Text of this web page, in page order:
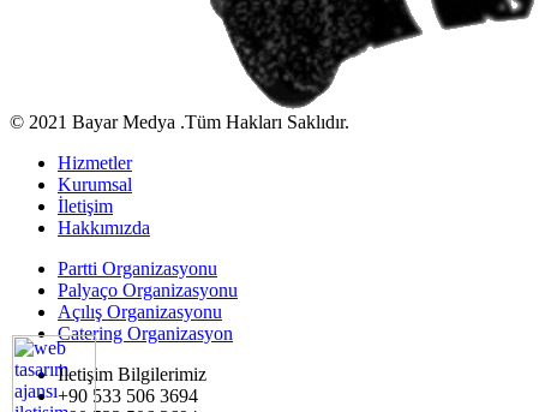
© 2021 Bayar Medya .Tüm Hakları Saklıdır.
Hizmetler
Kurumsal
İletişim
Hakkımızda
Partti Organizasyonu
Palyaço Organizasyonu
Açılış Organizasyonu
Catering Organizasyon
İletişim Bilgilerimiz
+90 533 506 3694